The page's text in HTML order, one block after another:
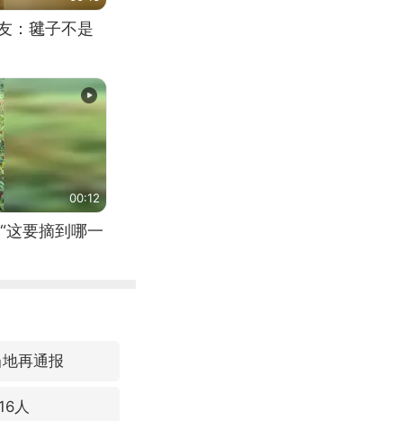
：毽子不是
00:12
这要摘到哪一
再通报
人